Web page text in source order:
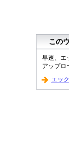
この
早速、エ
アップロ
エッ